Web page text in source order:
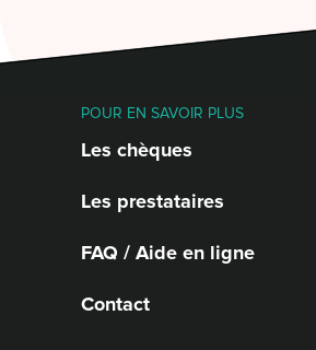
POUR EN SAVOIR PLUS
Les chèques
Les prestataires
FAQ / Aide en ligne
Contact